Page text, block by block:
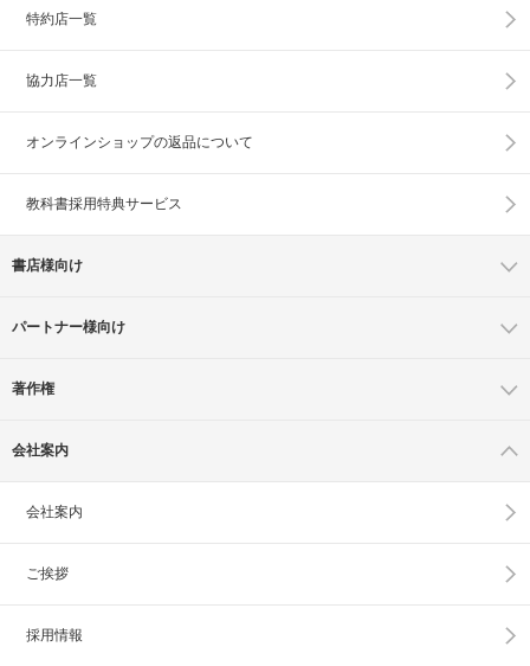
特約店一覧
協力店一覧
オンラインショップの返品について
教科書採用特典サービス
書店様向け
パートナー様向け
著作権
会社案内
会社案内
ご挨拶
採用情報